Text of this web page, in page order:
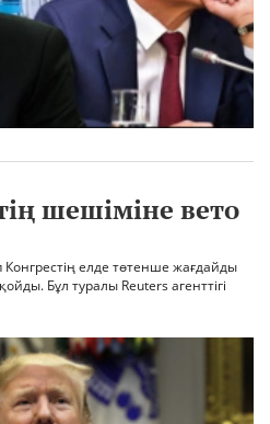
шешіміне вето
елде төтенше жағдайды
Бұл туралы Reuters агенттігі